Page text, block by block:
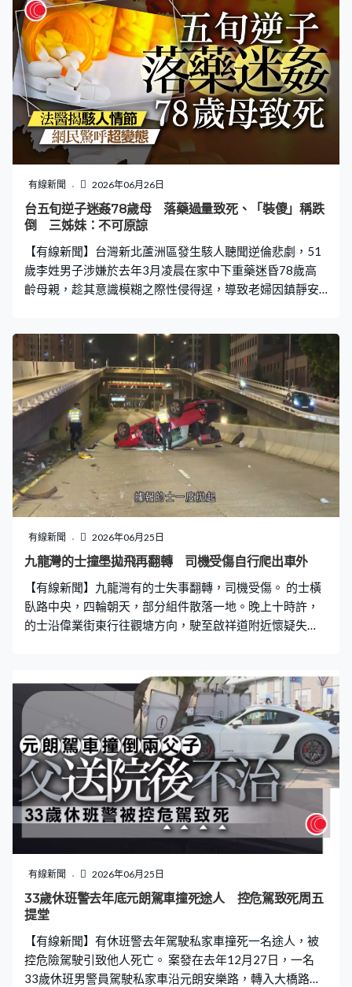
會申請撥款。 宏福苑另外七座大廈，已有共1,361戶，即
總數約七成八簽署並交回「接受收購建議信件」，認為收
購工作進度良好。
有線新聞 2026年06月26日
台五旬逆子迷姦78歲母 落藥過量致死、「裝傻」稱跌
倒 三姊妹：不可原諒
【有線新聞】台灣新北蘆洲區發生駭人聽聞逆倫悲劇，51
歲李姓男子涉嫌於去年3月凌晨在家中下重藥迷昏78歲高
齡母親，趁其意識模糊之際性侵得逞，導致老婦因鎮靜安
「以藥劑犯強制性交致人於死」重罪起訴，最高可判無期
徒刑。 稱凌晨聽到碰撞聲 母親倒臥走廊 據台灣媒體報
道，事發於去年3月8日清晨。逆子向警方報案稱凌晨約4
時許聽到碰撞聲，發現78歲母親倒臥在家中的走廊上，當
時仍有微弱呼吸。他聲稱到早上6時許準備餵母親喝牛奶
時，才發現老人家面部冰冷、呼吸停止，隨即到附近超商
求助店員報警。救護人員到場時已確認老婦明顯死亡，警
方立即通知鑑識人員到場採證。 案件看似意外跌倒致死，
但檢察官與法醫進行相驗解剖後揭發異常。法醫報告顯
示，死者生前不僅有明顯性侵痕跡，更因服用過量鎮靜安
眠藥導致腦部損傷而死。檢警深入調查鎖定報案的逆子涉
有重大嫌疑，今年2月25日將其拘提到案。調查顯示逆子
涉嫌先讓母親服用安眠藥迷昏，再趁機性侵，釀成慘劇。
檢方：性質嚴重 最重可判囚終身 逆子的3名親姊妹得知
真相後極度憤怒，拒絕原諒，並達成共識
有線新聞 2026年06月25日
九龍灣的士撞壆拋飛再翻轉 司機受傷自行爬出車外
【有線新聞】九龍灣有的士失事翻轉，司機受傷。 的士橫
臥路中央，四輪朝天，部分組件散落一地。晚上十時許，
的士沿偉業街東行往觀塘方向，駛至啟祥道附近懷疑失
護車上初步治理，送聯合醫院。警方一度封閉部分行車
線，調查意外原因。
有線新聞 2026年06月25日
33歲休班警去年底元朗駕車撞死途人 控危駕致死周五
提堂
【有線新聞】有休班警去年駕駛私家車撞死一名途人，被
控危險駕駛引致他人死亡。 案發在去年12月27日，一名
33歲休班男警員駕駛私家車沿元朗安樂路，轉入大橋路時